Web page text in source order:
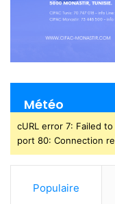
Météo
cURL error 7: Failed
port 80: Connection
Populaire